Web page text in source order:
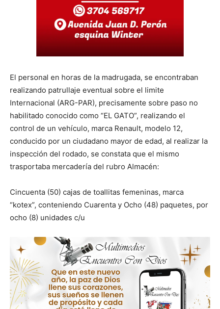
El personal en horas de la madrugada, se encontraban
realizando patrullaje eventual sobre el limite
Internacional (ARG-PAR), precisamente sobre paso no
habilitado conocido como “EL GATO”, realizando el
control de un vehículo, marca Renault, modelo 12,
conducido por un ciudadano mayor de edad, al realizar la
inspección del rodado, se constata que el mismo
trasportaba mercadería del rubro Almacén:
Cincuenta (50) cajas de toallitas femeninas, marca
“kotex”, conteniendo Cuarenta y Ocho (48) paquetes, por
ocho (8) unidades c/u